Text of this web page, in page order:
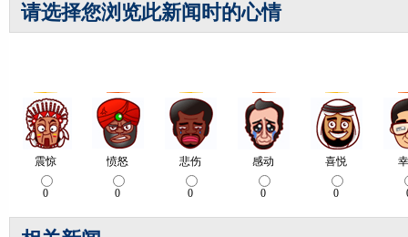
请选择您浏览此新闻时的心情